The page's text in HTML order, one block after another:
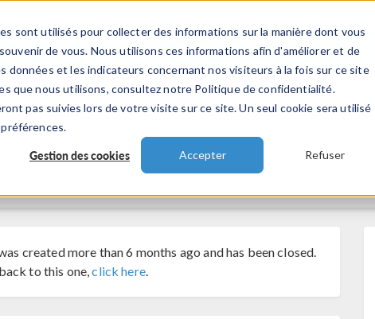
sont utilisés pour collecter des informations sur la manière dont vous
de vous. Nous utilisons ces informations afin d'améliorer et de
données et les indicateurs concernant nos visiteurs à la fois sur ce site
que nous utilisons, consultez notre Politique de confidentialité.
pas suivies lors de votre visite sur ce site. Un seul cookie sera utilisé
Gestion des cookies Accepter Refuser
INDUSTRIES VIDEOS EVENEMENTS
created more than 6 months ago and has been closed.
to this one,click here.